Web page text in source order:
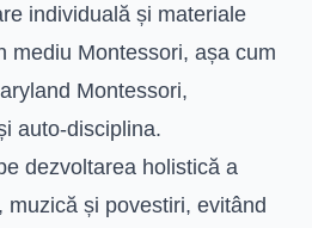
individuală și materiale
mediu Montessori, așa cum
Montessori,
auto-disciplina.
dezvoltarea holistică a
muzică și povestiri, evitând